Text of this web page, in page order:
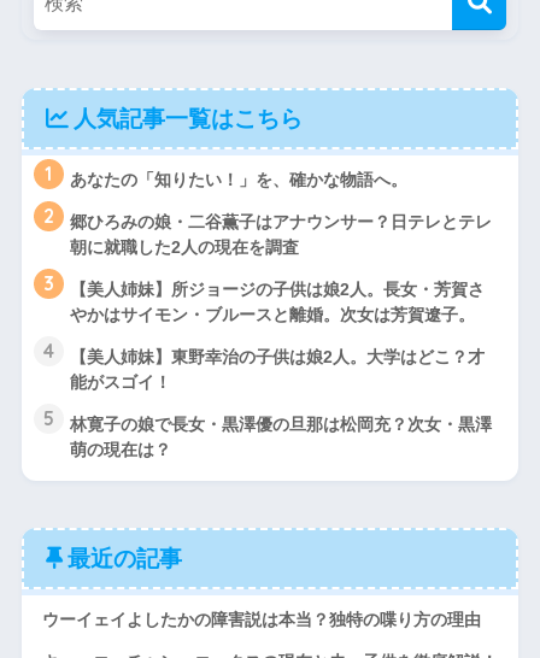
人気記事一覧はこちら
1 あなたの「知りたい！」を、確かな物語へ。
2
郷ひろみの娘・二谷薫子はアナウンサー？日テレとテレ
朝に就職した2人の現在を調査
3
【美人姉妹】所ジョージの子供は娘2人。長女・芳賀さ
やかはサイモン・ブルースと離婚。次女は芳賀遼子。
4
【美人姉妹】東野幸治の子供は娘2人。大学はどこ？才
能がスゴイ！
5
林寛子の娘で長女・黒澤優の旦那は松岡充？次女・黒澤
萌の現在は？
最近の記事
ウーイェイよしたかの障害説は本当？独特の喋り方の理由